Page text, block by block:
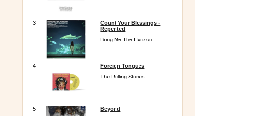
3
Count Your Blessings -
Repented
Bring Me The Horizon
4
Foreign Tongues
The Rolling Stones
5
Beyond